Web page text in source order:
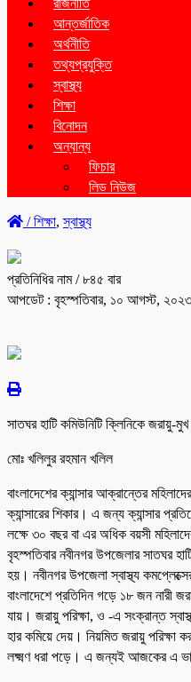
রাজনীতি
আন্তর্জাতিক
অর্থনীতি
তথ্যপ্রযুক্তি
স্বাস্থ্য
শিক্ষা
বিনোদন
অন্যান্য
ফিচার
লিড নিউজ
/শিক্ষা,স্বাস্থ্য
প্রতিনিধির নাম/ ৮৪৫ বার
আপডেট : বৃহস্পতিবার, ১০ আগস্ট, ২০২৩
সাতঘর হাটি কমিউনিটি ক্লিনিকে জরায়ু-মুখ
মোঃ খলিলুর রহমান খলিল
বাংলাদেশের ক্যান্সার আক্রান্তের
ক্যান্সারের শিকার। এ জন্য ক্যান্সার
লক্ষে ৩০ বছর বা এর অধিক বয়সী
বৃহস্পতিবার নবীনগর উপজেলার সাতঘর
হয়। নবীনগর উপজেলা স্বাস্থ্য
বাংলাদেশে প্রতিদিন গড়ে ১৮ জন নারী
যায়। জরায়ু পরিক্ষা, ও -এ সংক্রান্ত
হার কমিয়ে দেয়। নিয়মিত জরায়ু পরিক্ষা
লক্ষ্মণ ধরা পড়ে। এ জন্যই আজকের এ